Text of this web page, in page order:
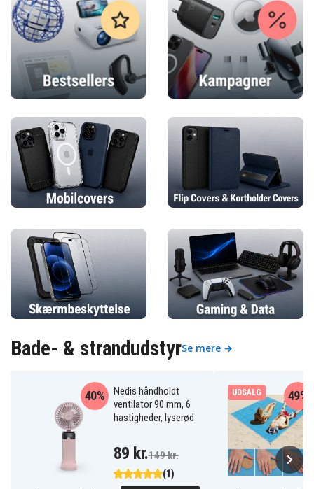
Bade- & strandudstyrSe mere →
Nedis håndholdt
ventilator 90 mm, 6
hastigheder, lyserød
(1)
40%
89 kr.149 kr.
UDSALG 49%